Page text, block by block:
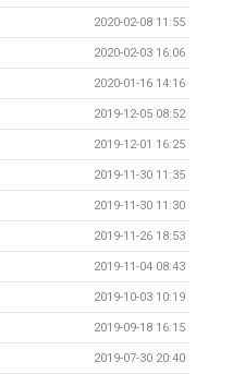
2020-02-08 11:55
2020-02-03 16:06
2020-01-16 14:16
2019-12-05 08:52
2019-12-01 16:25
2019-11-30 11:35
2019-11-30 11:30
2019-11-26 18:53
2019-11-04 08:43
2019-10-03 10:19
2019-09-18 16:15
2019-07-30 20:40